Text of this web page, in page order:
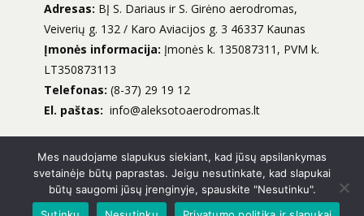
Adresas: BĮ S. Dariaus ir S. Girėno aerodromas,
Veiverių g. 132 / Karo Aviacijos g. 3 46337 Kaunas
Įmonės informacija: Įmonės k. 135087311, PVM k.
LT350873113
Telefonas: (8-37) 29 19 12
El. paštas: info@aleksotoaerodromas.lt
Privatumo politika
Mes naudojame slapukus siekiant, kad jūsų apsilankymas
svetainėje būtų paprastas. Jeigu nesutinkate, kad slapukai
būtų saugomi jūsų įrenginyje, spauskite "Nesutinku".